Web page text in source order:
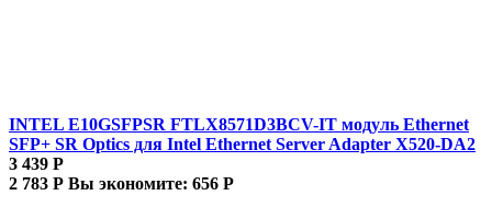
INTEL E10GSFPSR FTLX8571D3BCV-IT модуль Ethernet
SFP+ SR Optics для Intel Ethernet Server Adapter X520-DA2
3 439 Р
2 783 Р Вы экономите: 656 Р